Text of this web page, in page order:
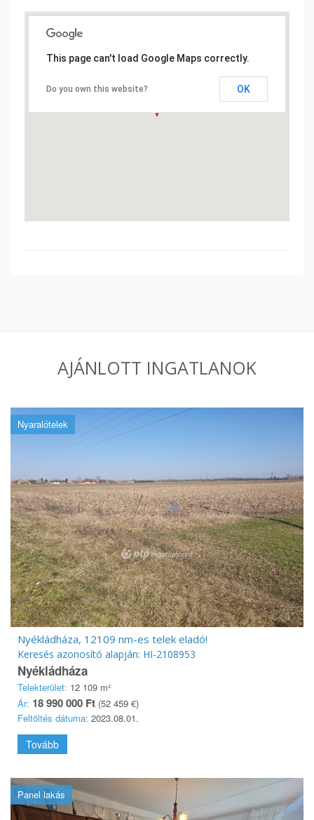
This page can't load Google Maps correctly.
Do you own this website? OK
AJÁNLOTT INGATLANOK
Nyaralótelek
Nyékládháza, 12109 nm-es telek eladó!
Keresés azonosító alapján: HI-2108953
Nyékládháza
Telekterület: 12 109 m²
Ár: 18 990 000 Ft (52 459 €)
Feltöltés dátuma: 2023.08.01.
Tovább
Panel lakás